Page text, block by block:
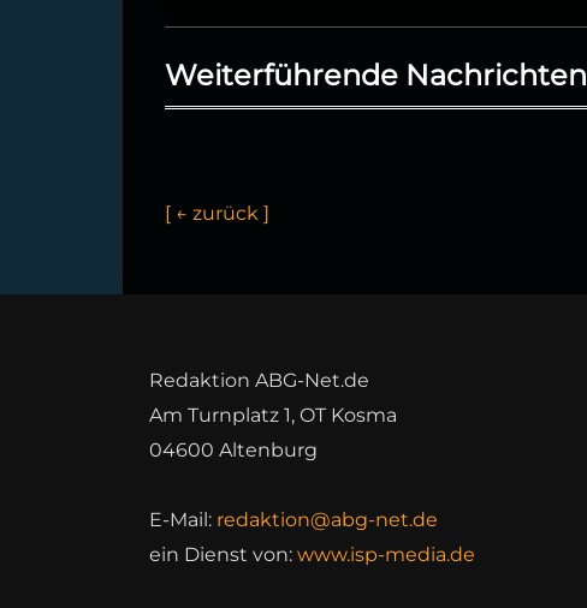
Weiterführende Nachrichten
[ ← zu ück ]
Redaktion ABG-Net.de
Am Turnplatz 1, OT Kosma
04600 Altenburg
E-Mail: redaktion@abg-net.de
ein Dienst von: www.isp-media.de